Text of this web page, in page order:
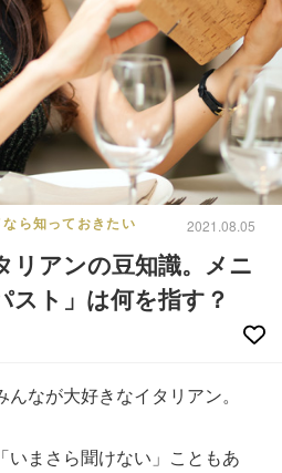
ら知っておきたい 2021.08.05
リアンの豆知識。メニ
スト」は何を指す？
なが大好きなイタリアン。
いまさら聞けない」こともあ